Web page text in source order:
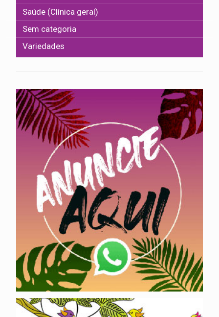
Saúde (Clínica geral)
Sem categoria
Variedades